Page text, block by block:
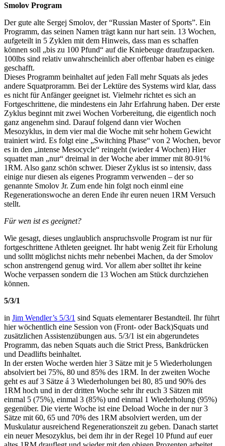
Smolov Program
Der gute alte Sergej Smolov, der “Russian Master of Sports”. Ein
Programm, das seinen Namen trägt kann nur hart sein. 13 Wochen,
aufgeteilt in 5 Zyklen mit dem Hinweis, dass man es schaffen
können soll „bis zu 100 Pfund“ auf die Kniebeuge draufzupacken.
100lbs sind relativ unwahrscheinlich aber offenbar haben es einige
geschafft.
Dieses Programm beinhaltet auf jeden Fall mehr Squats als jedes
andere Squatproramm. Bei der Lektüre des Systems wird klar, dass
es nicht für Anfänger geeignet ist. Vielmehr richtet es sich an
Fortgeschrittene, die mindestens ein Jahr Erfahrung haben. Der erste
Zyklus beginnt mit zwei Wochen Vorbereitung, die eigentlich noch
ganz angenehm sind. Darauf folgend dann vier Wochen
Mesozyklus, in dem vier mal die Woche mit sehr hohem Gewicht
trainiert wird. Es folgt eine „Switching Phase“ von 2 Wochen, bevor
es in den „intense Mesocycle“ reingeht (wieder 4 Wochen) Hier
squattet man „nur“ dreimal in der Woche aber immer mit 80-91%
1RM. Also ganz schön schwer. Dieser Zyklus ist so intensiv, dass
einige nur diesen als eigenes Programm verwenden – der so
genannte Smolov Jr. Zum ende hin folgt noch einml eine
Regenerationswoche an deren Ende ihr euren neuen 1RM Versuch
stellt.
Für wen ist es geeignet?
Wie gesagt, dieses unglaublich anspruchsvolle Program ist nur für
fortgeschrittene Athleten geeignet. Ihr habt wenig Zeit für Erholung
und solltt möglichst nichts mehr nebenbei Machen, da der Smolov
schon anstrengend genug wird. Vor allem aber solltet ihr keine
Woche verpassen sondern die 13 Wochen am Stück durchziehen
können.
5/3/1
in Jim Wendler’s 5/3/1 sind Squats elementarer Bestandteil. Ihr führt
hier wöchentlich eine Session von (Front- oder Back)Squats und
zusätzlichen Assistenzübungen aus. 5/3/1 ist ein abgerundetes
Programm, das neben Squats auch die Strict Press, Bankdrücken
und Deadlifts beinhaltet.
In der ersten Woche werden hier 3 Sätze mit je 5 Wiederholungen
absolviert bei 75%, 80 und 85% des 1RM. In der zweiten Woche
geht es auf 3 Sätze á 3 Wiederholungen bei 80, 85 und 90% des
1RM hoch und in der dritten Woche sehr ihr euch 3 Sätzen mit
einmal 5 (75%), einmal 3 (85%) und einmal 1 Wiederholung (95%)
gegenüber. Die vierte Woche ist eine Deload Woche in der nur 3
Sätze mit 60, 65 und 70% des 1RM absolviert werden, um der
Muskulatur ausreichend Regenerationszeit zu geben. Danach startet
ein neuer Mesozyklus, bei dem ihr in der Regel 10 Pfund auf euer